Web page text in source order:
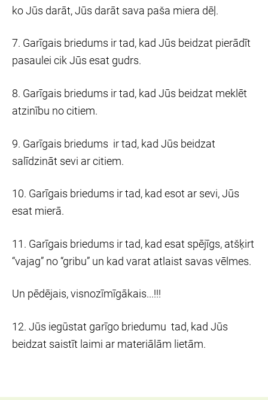
ko Jūs darāt, Jūs darāt sava paša miera dēļ.
7. Garīgais briedums ir tad, kad Jūs beidzat pierādīt
pasaulei cik Jūs esat gudrs.
8. Garīgais briedums ir tad, kad Jūs beidzat meklēt
atzinību no citiem.
9. Garīgais briedums ir tad, kad Jūs beidzat
salīdzināt sevi ar citiem.
10. Garīgais briedums ir tad, kad esot ar sevi, Jūs
esat mierā.
11. Garīgais briedums ir tad, kad esat spējīgs, atšķirt
“vajag” no “gribu” un kad varat atlaist savas vēlmes.
Un pēdējais, visnozīmīgākais...!!!
12. Jūs iegūstat garīgo briedumu tad, kad Jūs
beidzat saistīt laimi ar materiālām lietām.